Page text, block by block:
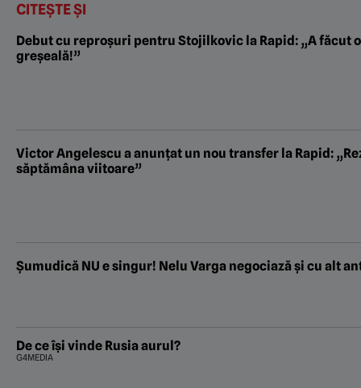
CITEȘTE ȘI
Debut cu reproșuri pentru Stojilkovic la Rapid: „A făcut
greșeală!”
Victor Angelescu a anunțat un nou transfer la Rapid:
săptămâna viitoare”
Şumudică NU e singur! Nelu Varga negociază şi cu alt
De ce își vinde Rusia aurul?
G4MEDIA